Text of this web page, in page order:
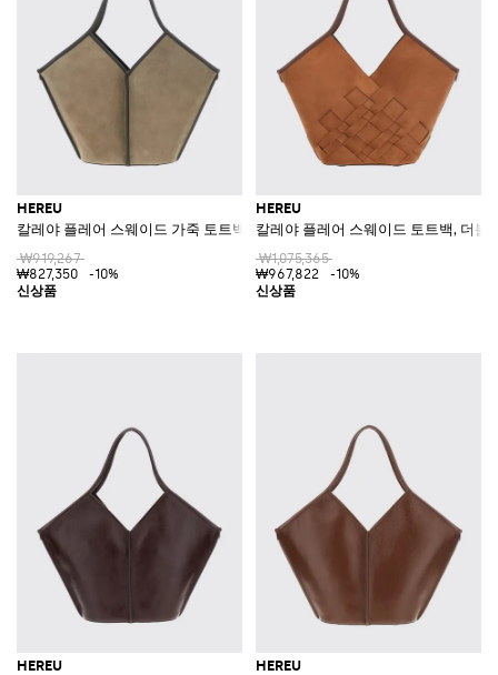
HEREU
칼레야 플레어 스웨이드 가죽 토트백, 더블 핸들 및 탈착식 파우치 포함
₩919,267
₩827,350
-10%
HEREU
칼레야 플레어 스웨이드 토트백, 더블
₩1,075,365
₩967,822
-10%
HEREU HEREU